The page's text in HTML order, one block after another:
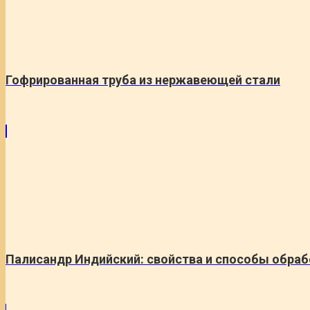
Гофрированная труба из нержавеющей стали
Палисандр Индийский: свойства и способы